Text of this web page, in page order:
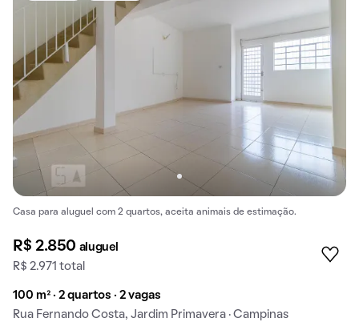
Casa para aluguel com 2 quartos, aceita animais de estimação.
R$ 2.850 aluguel
R$ 2.971 total
100 m² · 2 quartos · 2 vagas
Rua Fernando Costa, Jardim Primavera · Campinas